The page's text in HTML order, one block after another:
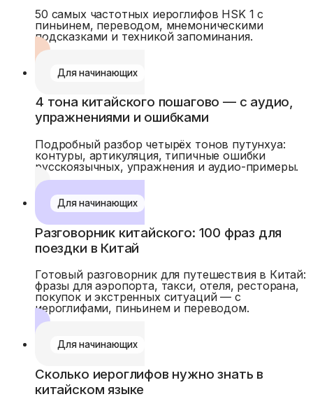
50 самых частотных иероглифов HSK 1 с
пиньинем, переводом, мнемоническими
подсказками и техникой запоминания.
Для начинающих
4 тона китайского пошагово — с аудио,
упражнениями и ошибками
Подробный разбор четырёх тонов путунхуа:
контуры, артикуляция, типичные ошибки
русскоязычных, упражнения и аудио-примеры.
Для начинающих
Разговорник китайского: 100 фраз для
поездки в Китай
Готовый разговорник для путешествия в Китай:
фразы для аэропорта, такси, отеля, ресторана,
покупок и экстренных ситуаций — с
иероглифами, пиньинем и переводом.
Для начинающих
Сколько иероглифов нужно знать в
китайском языке